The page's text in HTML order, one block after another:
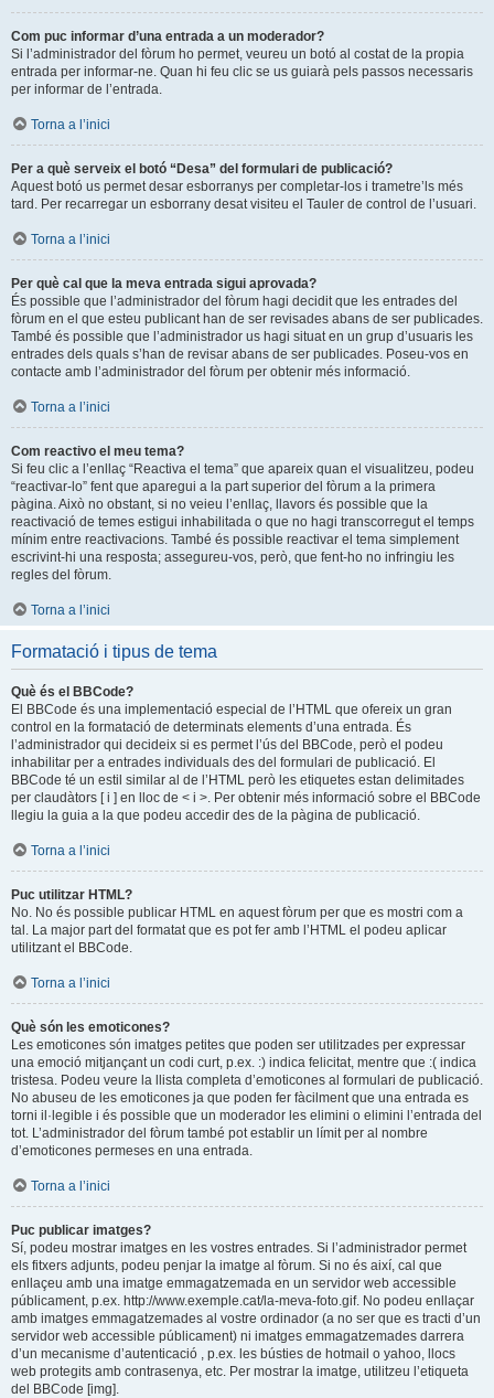
Com puc informar d’una entrada a un moderador?
Si l’administrador del fòrum ho permet, veureu un botó al costat de la propia
entrada per informar-ne. Quan hi feu clic se us guiarà pels passos necessaris
per informar de l’entrada.
Torna a l’inici
Per a què serveix el botó “Desa” del formulari de publicació?
Aquest botó us permet desar esborranys per completar-los i trametre’ls més
tard. Per recarregar un esborrany desat visiteu el Tauler de control de l’usuari.
Torna a l’inici
Per què cal que la meva entrada sigui aprovada?
És possible que l’administrador del fòrum hagi decidit que les entrades del
fòrum en el que esteu publicant han de ser revisades abans de ser publicades.
També és possible que l’administrador us hagi situat en un grup d’usuaris les
entrades dels quals s’han de revisar abans de ser publicades. Poseu-vos en
contacte amb l’administrador del fòrum per obtenir més informació.
Torna a l’inici
Com reactivo el meu tema?
Si feu clic a l’enllaç “Reactiva el tema” que apareix quan el visualitzeu, podeu
“reactivar-lo” fent que aparegui a la part superior del fòrum a la primera
pàgina. Això no obstant, si no veieu l’enllaç, llavors és possible que la
reactivació de temes estigui inhabilitada o que no hagi transcorregut el temps
mínim entre reactivacions. També és possible reactivar el tema simplement
escrivint-hi una resposta; assegureu-vos, però, que fent-ho no infringiu les
regles del fòrum.
Torna a l’inici
Formatació i tipus de tema
Què és el BBCode?
El BBCode és una implementació especial de l’HTML que ofereix un gran
control en la formatació de determinats elements d’una entrada. És
l’administrador qui decideix si es permet l’ús del BBCode, però el podeu
inhabilitar per a entrades individuals des del formulari de publicació. El
BBCode té un estil similar al de l’HTML però les etiquetes estan delimitades
per claudàtors [ i ] en lloc de < i >. Per obtenir més informació sobre el BBCode
llegiu la guia a la que podeu accedir des de la pàgina de publicació.
Torna a l’inici
Puc utilitzar HTML?
No. No és possible publicar HTML en aquest fòrum per que es mostri com a
tal. La major part del formatat que es pot fer amb l’HTML el podeu aplicar
utilitzant el BBCode.
Torna a l’inici
Què són les emoticones?
Les emoticones són imatges petites que poden ser utilitzades per expressar
una emoció mitjançant un codi curt, p.ex. :) indica felicitat, mentre que :( indica
tristesa. Podeu veure la llista completa d’emoticones al formulari de publicació.
No abuseu de les emoticones ja que poden fer fàcilment que una entrada es
torni il·legible i és possible que un moderador les elimini o elimini l’entrada del
tot. L’administrador del fòrum també pot establir un límit per al nombre
d’emoticones permeses en una entrada.
Torna a l’inici
Puc publicar imatges?
Sí, podeu mostrar imatges en les vostres entrades. Si l’administrador permet
els fitxers adjunts, podeu penjar la imatge al fòrum. Si no és així, cal que
enllaçeu amb una imatge emmagatzemada en un servidor web accessible
públicament, p.ex. http://www.exemple.cat/la-meva-foto.gif. No podeu enllaçar
amb imatges emmagatzemades al vostre ordinador (a no ser que es tracti d’un
servidor web accessible públicament) ni imatges emmagatzemades darrera
d’un mecanisme d’autenticació , p.ex. les bústies de hotmail o yahoo, llocs
web protegits amb contrasenya, etc. Per mostrar la imatge, utilitzeu l’etiqueta
del BBCode [img].